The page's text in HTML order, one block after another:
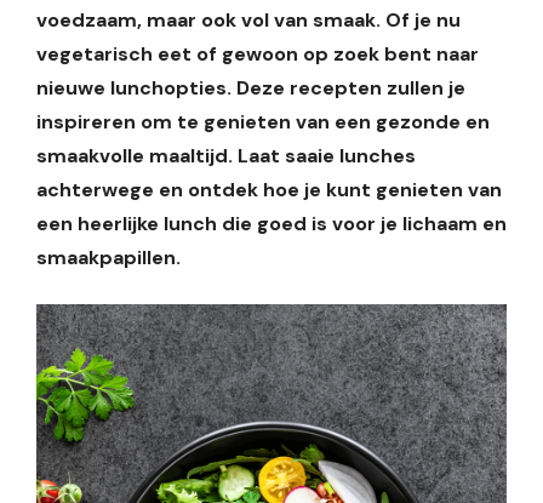
voedzaam, maar ook vol van smaak. Of je nu
vegetarisch eet of gewoon op zoek bent naar
nieuwe lunchopties. Deze recepten zullen je
inspireren om te genieten van een gezonde en
smaakvolle maaltijd. Laat saaie lunches
achterwege en ontdek hoe je kunt genieten van
een heerlijke lunch die goed is voor je lichaam en
smaakpapillen.